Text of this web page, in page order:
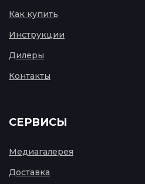
Как купить
Инструкции
Дилеры
Контакты
СЕРВИСЫ
Медиагалерея
Доставка